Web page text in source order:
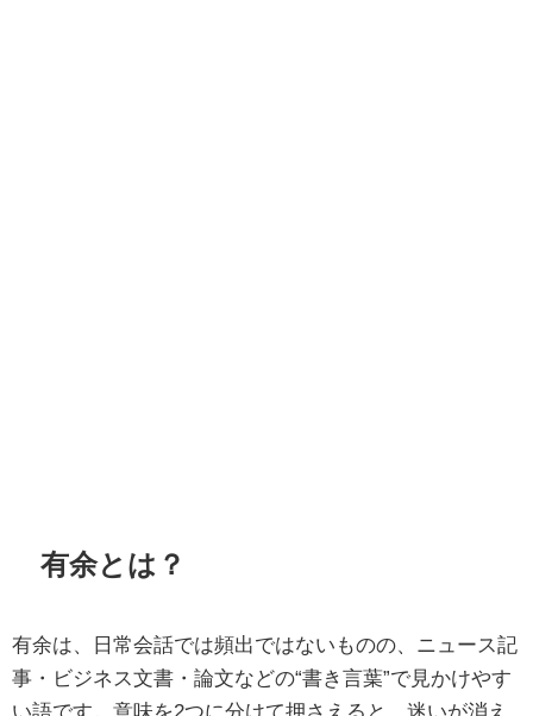
有余とは？
有余は、日常会話では頻出ではないものの、ニュース記
事・ビジネス文書・論文などの“書き言葉”で見かけやす
い語です。意味を2つに分けて押さえると、迷いが消え